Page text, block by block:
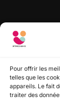
Pour offrir les
telles que les
appareils. Le fait
traiter des
Recherche
SUIVEZ-